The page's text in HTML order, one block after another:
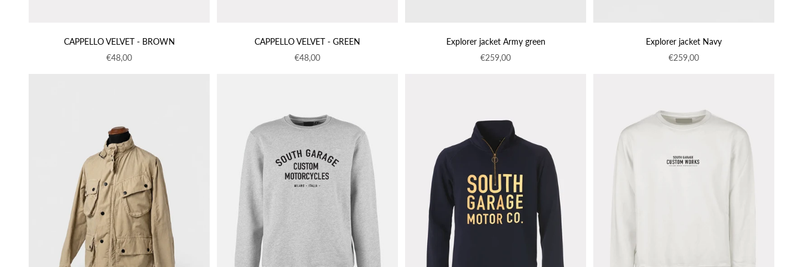
CAPPELLO VELVET - BROWN
Prezzo scontato
€48,00
CAPPELLO VELVET - GREEN
Prezzo scontato
€48,00
Explorer jacket Army green
Prezzo scontato
€259,00
Explorer jacket Navy
Prezzo scontato
€259,00